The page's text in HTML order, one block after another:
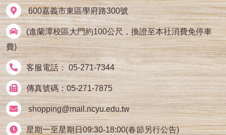
600嘉義市東區學府路300號
(進蘭潭校區大門約100公尺，換證至本社消費免停車
費)
客服電話： 05-271-7344
傳真號碼：05-271-7875
shopping@mail.ncyu.edu.tw
星期一至星期日09:30-18:00(春節另行公告)